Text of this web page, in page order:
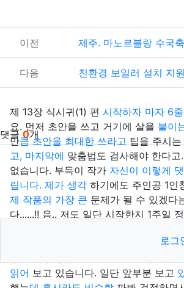
제 13장 식시귀(1) 편 시작하자 마자 6
요. 먼저 초안을 쓰고 거기에 살을 붙이
만큼 초안을 최대한 쓰라고팁을 주시
고, 마지막에 맞춤법도 검사해야 한다고
없습니다. 부득이 작가 자신이 이렇게 댓
립니다. 제가 생각 하기에도 주인공 1인
제 작품의 가장 큰 문제가 될 수 있겠다
다......!! 음.. 저도 일단 시작한지 1주일
자의 지적이
읽어 보고 있습니다. 일단 앞부분 보고
관련자료
이전 제주. 마노르블랑 수국
다음 친환경 보일러 설치 지
댓글0개
로그